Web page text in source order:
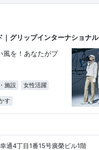
｜グリップインターナショナル
風を！あなたがプ
施設 女性活躍
す
通4丁目1番15号廣榮ビル1階